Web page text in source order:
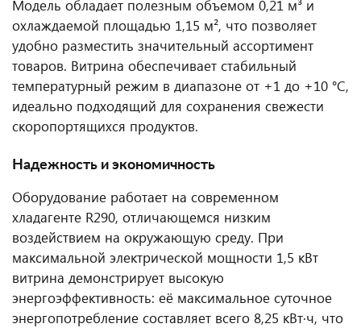
Модель обладает полезным объемом 0,21 м³ и
охлаждаемой площадью 1,15 м², что позволяет
удобно разместить значительный ассортимент
товаров. Витрина обеспечивает стабильный
температурный режим в диапазоне от +1 до +10 °C,
идеально подходящий для сохранения свежести
скоропортящихся продуктов.
Надежность и экономичность
Оборудование работает на современном
хладагенте R290, отличающемся низким
воздействием на окружающую среду. При
максимальной электрической мощности 1,5 кВт
витрина демонстрирует высокую
энергоэффективность: её максимальное суточное
энергопотребление составляет всего 8,25 кВт·ч, что